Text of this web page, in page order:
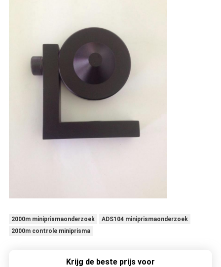
2000m miniprismaonderzoek
ADS104 miniprismaonderzoek
2000m controle miniprisma
Krijg de beste prijs voor